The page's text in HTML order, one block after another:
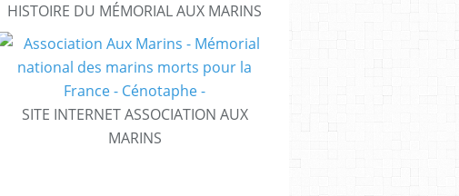
HISTOIRE DU MÉMORIAL AUX MARINS
SITE INTERNET ASSOCIATION AUX
MARINS